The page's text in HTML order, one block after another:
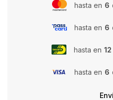
hasta en 6
hasta en 6
hasta en 12
hasta en 6